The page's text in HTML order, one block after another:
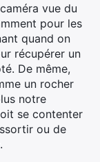
vue du
pour les
quand on
récupérer un
De même,
un rocher
notre
se contenter
ou de